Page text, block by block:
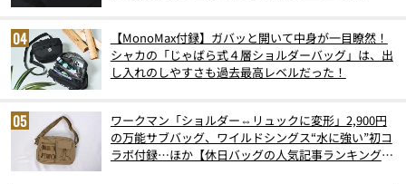
【MonoMax付録】ガバッと開いて中身が一目瞭然！
シャカの「じゃばら式４層ショルダーバッグ」は、出
し入れのしやすさも過去最高レベルだった！
ワークマン「ショルダー⇔リュックに変形」2,900円
の万能サブバッグ、ワイルドシングス“水に強い”初コ
ラボ付録…ほか【休日バッグの人気記事ランキングベ